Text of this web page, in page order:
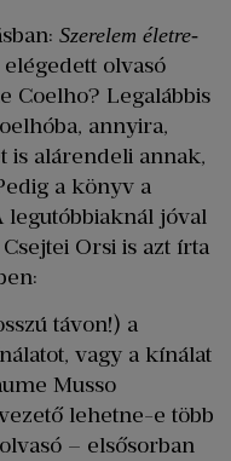
Szerelem életre-
olvasó
Coelho? Legalábbis
annyira,
is alárendeli annak,
a könyv a
legutóbbiaknál jóval
Orsi is azt írta
távon!) a
vagy a kínálat
Musso
lehetne-e több
– elsősorban